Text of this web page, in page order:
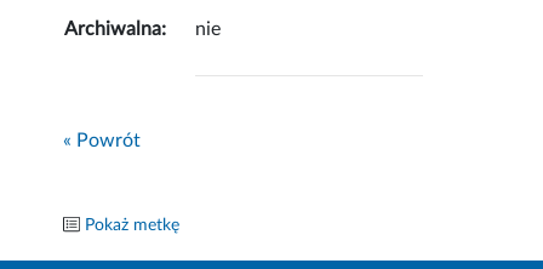
Archiwalna: nie
« Powrót
Pokaż metkę